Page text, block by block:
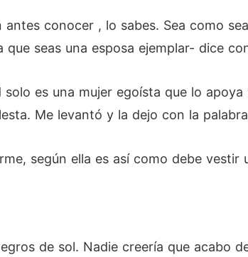
conocer , lo sabes. Sea como
seas una esposa ejemplar- dice
es una mujer egoísta que lo
Me levantó y la dejo con la
según ella es así como debe vestir
de sol. Nadie creería que acabo